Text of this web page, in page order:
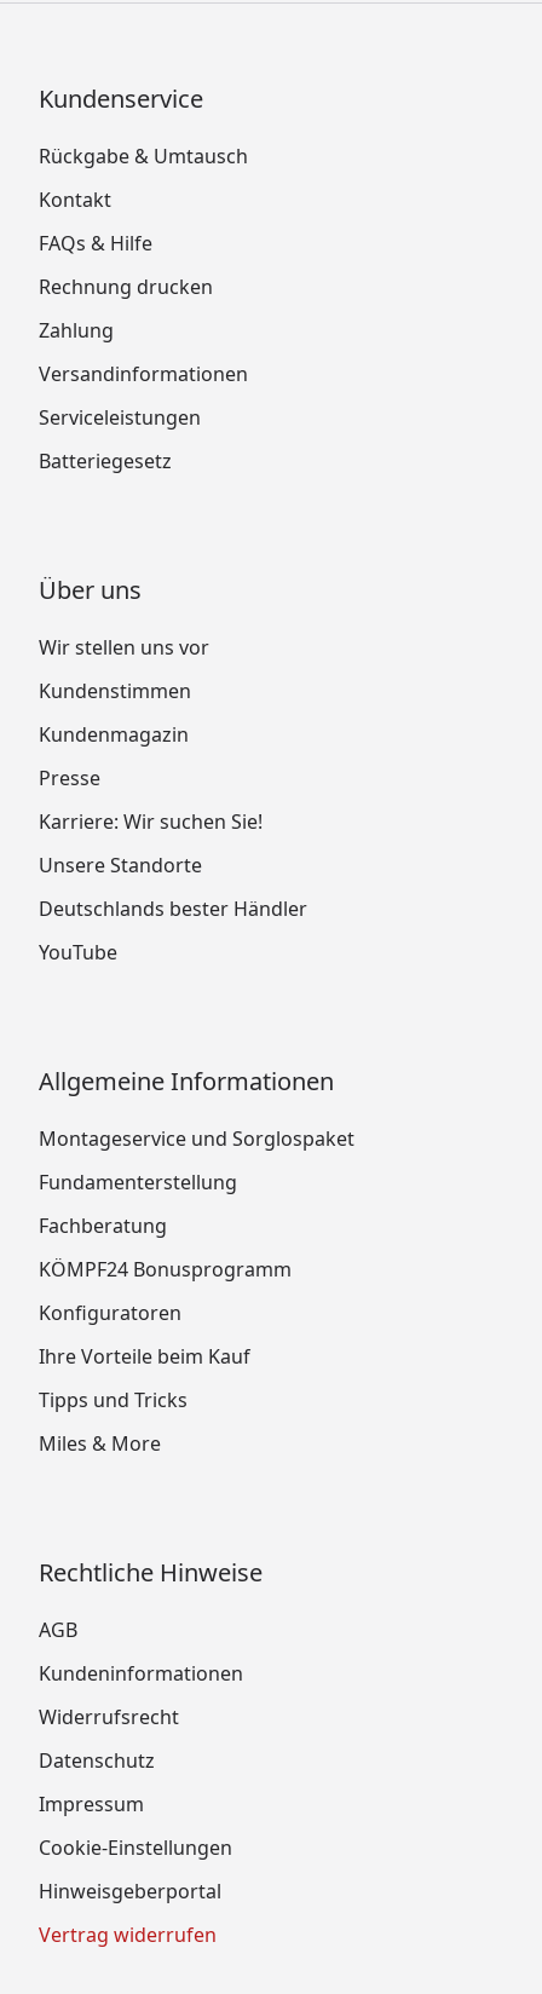
Kundenservice
Rückgabe & Umtausch
Kontakt
FAQs & Hilfe
Rechnung drucken
Zahlung
Versandinformationen
Serviceleistungen
Batteriegesetz
Über uns
Wir stellen uns vor
Kundenstimmen
Kundenmagazin
Presse
Karriere: Wir suchen Sie!
Unsere Standorte
Deutschlands bester Händler
YouTube
Allgemeine Informationen
Montageservice und Sorglospaket
Fundamenterstellung
Fachberatung
KÖMPF24 Bonusprogramm
Konfiguratoren
Ihre Vorteile beim Kauf
Tipps und Tricks
Miles & More
Rechtliche Hinweise
AGB
Kundeninformationen
Widerrufsrecht
Datenschutz
Impressum
Cookie-Einstellungen
Hinweisgeberportal
Vertrag widerrufen